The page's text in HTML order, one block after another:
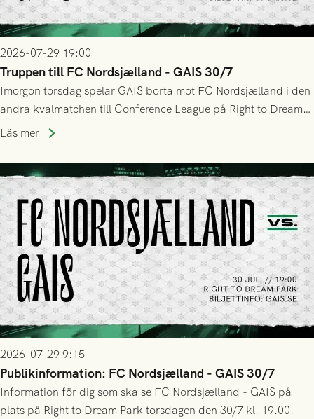
2026-07-29 19:00
Truppen till FC Nordsjælland - GAIS 30/7
Imorgon torsdag spelar GAIS borta mot FC Nordsjælland i den
andra kvalmatchen till Conference League på Right to Dream
Park! Fredrik Holmberg och ledarstaben har tagit ut följande
Läs mer
2026-07-29 9:15
Publikinformation: FC Nordsjælland - GAIS 30/7
Information för dig som ska se FC Nordsjælland - GAIS på
plats på Right to Dream Park torsdagen den 30/7 kl. 19.00.